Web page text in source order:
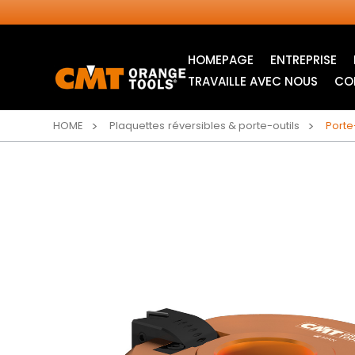
HOMEPAGE ENTREPRISE
LAMES CIRCULAIRES
INDUSTRIELLES
LAMES POUR SCIE
SAUTEUSE
TRAVAILLE AVEC NOUS
HOME Plaquettes réversibles & porte-outils